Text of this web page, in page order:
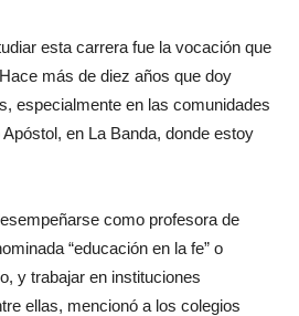
esta carrera fue la vocación que
más de diez años que doy
especialmente en las comunidades
en La Banda, donde estoy
como profesora de
“educación en la fe” o
y trabajar en instituciones
ellas, mencionó a los colegios